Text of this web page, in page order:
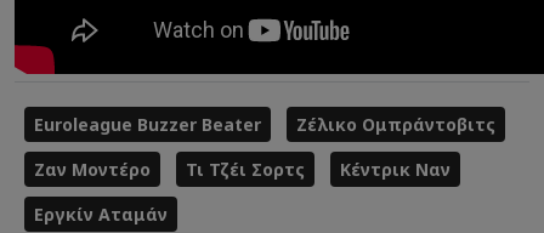
Euroleague Buzzer Beater
Ζέλικο Ομπράντοβιτς
Ζαν Μοντέρο
Τι Τζέι Σορτς
Κέντρικ Ναν
Εργκίν Αταμάν